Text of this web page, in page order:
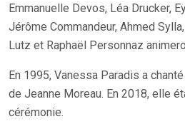
Emmanuelle Devos, Léa Drucker,
Jérôme Commandeur, Ahmed
Lutz et Raphaël Personnaz
En 1995, Vanessa Paradis a chanté
de Jeanne Moreau. En 2018, elle
cérémonie.